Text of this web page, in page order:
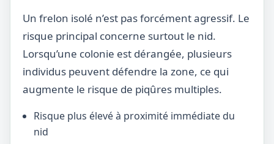
Un frelon isolé n’est pas forcément agressif. Le
risque principal concerne surtout le nid.
Lorsqu’une colonie est dérangée, plusieurs
individus peuvent défendre la zone, ce qui
augmente le risque de piqûres multiples.
Risque plus élevé à proximité immédiate du
nid